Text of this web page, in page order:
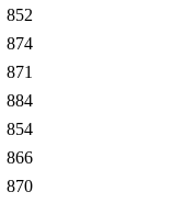
852
874
871
884
854
866
870